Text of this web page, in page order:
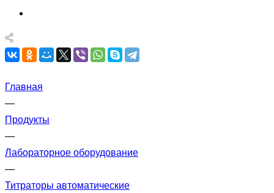
Главная
—
Продукты
—
Лабораторное оборудование
—
Титраторы автоматические